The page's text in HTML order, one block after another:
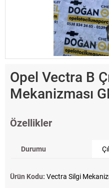
Opel Vectra B
Mekanizması
Özellikler
Durumu
Ürün Kodu: Vectra Silgi